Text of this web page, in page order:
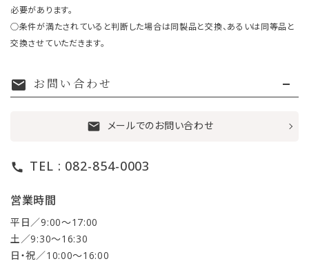
必要があります。
○条件が満たされていると判断した場合は同製品と交換、あるいは同等品と
交換させていただきます。
mail お問い合わせ
mail メールでのお問い合わせ
call TEL : 082-854-0003
営業時間
平日／9:00〜17:00
土／9:30〜16:30
日・祝／10:00〜16:00